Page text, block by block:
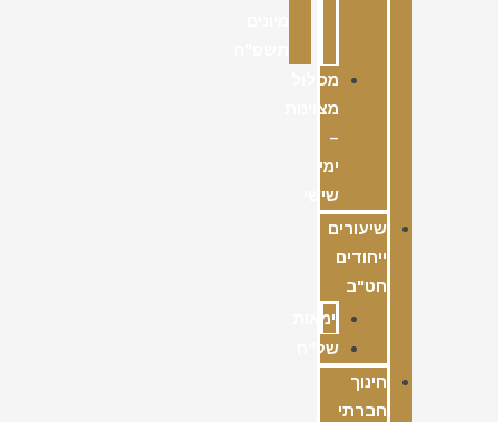
מסלול
מצוינות
–
ימי
שישי
שיעורים
ייחודים
חט"ב
ימאות
של”ח
חינוך
חברתי